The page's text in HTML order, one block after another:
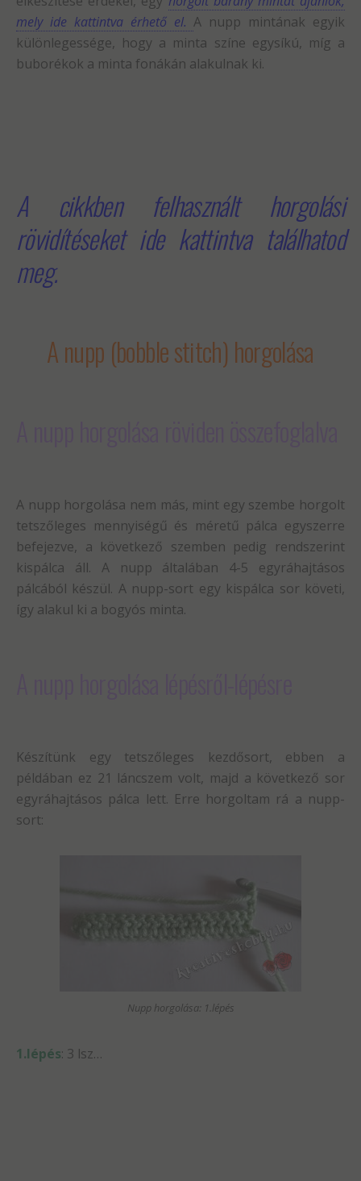
mely ide kattintva érhető el.A nupp mintának egyik
különlegessége, hogy a minta színe egysíkú, míg a
buborékok a minta fonákán alakulnak ki.
A cikkben felhasznált horgolási
rövidítéseket ide kattintva találhatod
meg.
A nupp (bobble stitch) horgolása
A nupp horgolása nem más, mint egy szembe horgolt
tetszőleges mennyiségű és méretű pálca egyszerre
befejezve, a következő szemben pedig rendszerint
kispálca áll. A nupp általában 4-5 egyráhajtásos
pálcából készül. A nupp-sort egy kispálca sor követi,
így alakul ki a bogyós minta.
Készítünk egy tetszőleges kezdősort, ebben a
példában ez 21 láncszem volt, majd a következő sor
egyráhajtásos pálca lett. Erre horgoltam rá a nupp-
sort:
Nupp horgolása: 1.lépés
1.lépés: 3 lsz…